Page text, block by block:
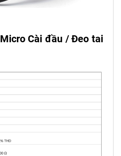
Micro Cài đầu / Đeo tai